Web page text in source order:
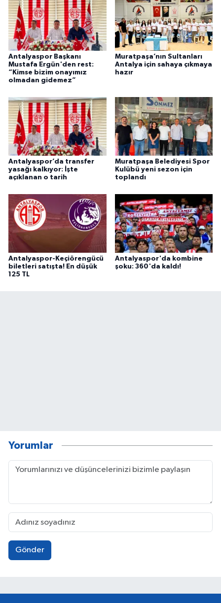
Antalyaspor Başkanı
Mustafa Ergün'den rest:
“Kimse bizim onayımız
olmadan gidemez”
Muratpaşa’nın Sultanları
Antalya için sahaya çıkmaya
hazır
Antalyaspor’da transfer
yasağı kalkıyor: İşte
açıklanan o tarih
Muratpaşa Belediyesi Spor
Kulübü yeni sezon için
toplandı
Antalyaspor-Keçiörengücü
biletleri satışta! En düşük
125 TL
Antalyaspor'da kombine
şoku: 360'da kaldı!
Yorumlar
Gönder